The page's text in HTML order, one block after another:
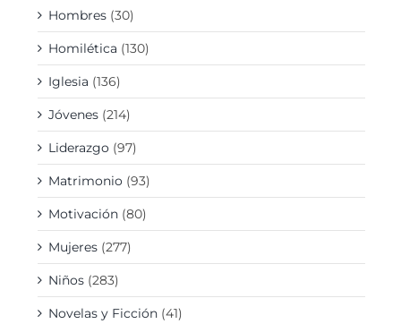
Hombres (30)
Homilética (130)
Iglesia (136)
Jóvenes (214)
Liderazgo (97)
Matrimonio (93)
Motivación (80)
Mujeres (277)
Niños (283)
Novelas y Ficción (41)